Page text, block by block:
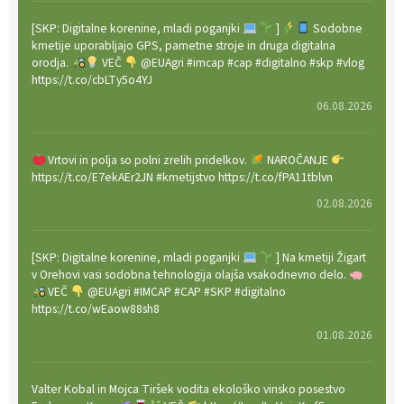
[SKP: Digitalne korenine, mladi poganjki ]
Sodobne
kmetije uporabljajo GPS, pametne stroje in druga digitalna
orodja.
VEČ
@EUAgri #imcap #cap #digitalno #skp #vlog
https://t.co/cbLTy5o4YJ
06.08.2026
Vrtovi in polja so polni zrelih pridelkov.
NAROČANJE
https://t.co/E7ekAEr2JN #kmetijstvo https://t.co/fPA11tblvn
02.08.2026
[SKP: Digitalne korenine, mladi poganjki
] Na kmetiji Žigart
v Orehovi vasi sodobna tehnologija olajša vsakodnevno delo.
VEČ
@EUAgri #IMCAP #CAP #SKP #digitalno
https://t.co/wEaow88sh8
01.08.2026
Valter Kobal in Mojca Tiršek vodita ekološko vinsko posestvo